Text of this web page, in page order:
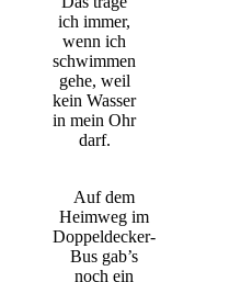
ich immer,
wenn ich
schwimmen
gehe, weil
kein Wasser
in mein Ohr
darf.
Auf dem
Heimweg im
Doppeldecker-
Bus gab’s
noch ein